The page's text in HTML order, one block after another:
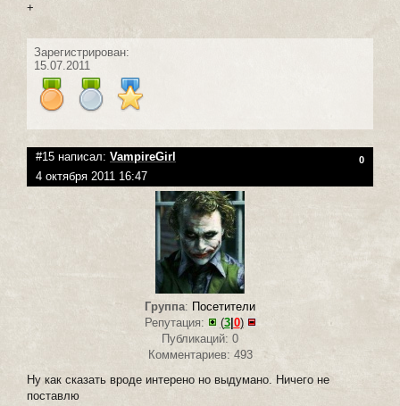
+
Зарегистрирован:
15.07.2011
#15 написал: VampireGirl 0
4 октября 2011 16:47
Группа: Посетители
Репутация:
(3|0)
Публикаций: 0
Комментариев: 493
Ну как сказать вроде интерено но выдумано. Ничего не
поставлю